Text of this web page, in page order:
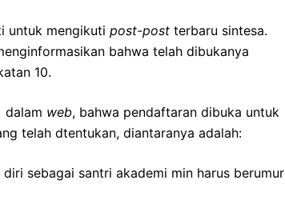
untuk mengikuti post-post terbaru sintesa.
bahwa telah dibukanya
10.
dalam web, bahwa pendaftaran dibuka untuk
telah dtentukan, diantaranya adalah:
sebagai santri akademi min harus berumur